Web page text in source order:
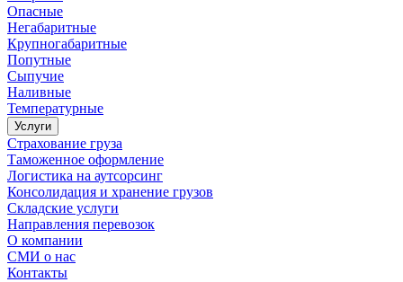
Опасные
Негабаритные
Крупногабаритные
Попутные
Сыпучие
Наливные
Температурные
Услуги
Страхование груза
Таможенное оформление
Логистика на аутсорсинг
Консолидация и хранение грузов
Складские услуги
Направления перевозок
О компании
СМИ о нас
Контакты